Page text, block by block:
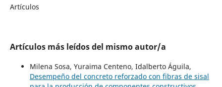
Artículos
Artículos más leídos del mismo autor/a
Milena Sosa, Yuraima Centeno, Idalberto Águila,
Desempeño del concreto reforzado con fibras de sisal